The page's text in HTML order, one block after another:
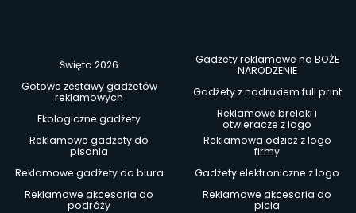
Święta 2026
Gadżety reklamowe na BOŻE
NARODZENIE
Gotowe zestawy gadżetów
reklamowych
Gadżety z nadrukiem full print
Ekologiczne gadżety
Reklamowe breloki i
otwieracze z logo
Reklamowe gadżety do
pisania
Reklamowa odzież z logo
firmy
Reklamowe gadżety do biura
Gadżety elektroniczne z logo
Reklamowe akcesoria do
podróży
Reklamowe akcesoria do
picia